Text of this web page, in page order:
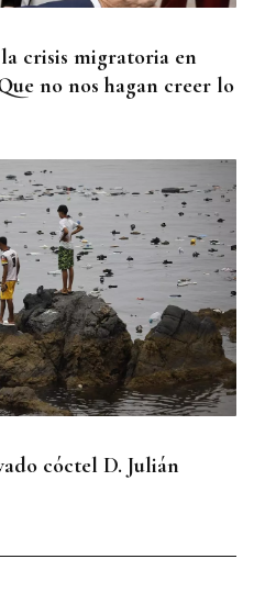
crisis migratoria en
no nos hagan creer lo
cóctel D. Julián